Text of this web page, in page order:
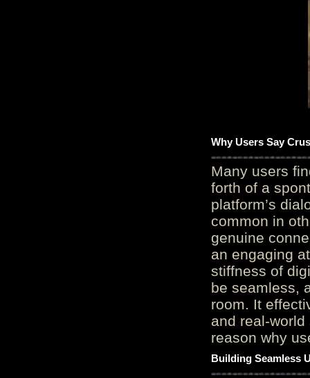
Why Users Say
Many users
forth of a
platform’s
common in
genuine
an engaging
stiffness of
be seamless,
room. It
and real-
reason why
Building Seamless